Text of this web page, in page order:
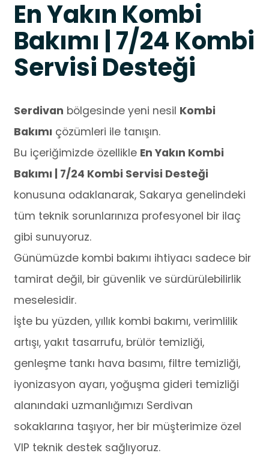
En Yakın Kombi
Bakımı | 7/24 Kombi
Servisi Desteği
Serdivan bölgesinde yeni nesil Kombi
Bakımı çözümleri ile tanışın.
Bu içeriğimizde özellikle En Yakın Kombi
Bakımı | 7/24 Kombi Servisi Desteği
konusuna odaklanarak, Sakarya genelindeki
tüm teknik sorunlarınıza profesyonel bir ilaç
gibi sunuyoruz.
Günümüzde kombi bakımı ihtiyacı sadece bir
tamirat değil, bir güvenlik ve sürdürülebilirlik
meselesidir.
İşte bu yüzden, yıllık kombi bakımı, verimlilik
artışı, yakıt tasarrufu, brülör temizliği,
genleşme tankı hava basımı, filtre temizliği,
iyonizasyon ayarı, yoğuşma gideri temizliği
alanındaki uzmanlığımızı Serdivan
sokaklarına taşıyor, her bir müşterimize özel
VIP teknik destek sağlıyoruz.